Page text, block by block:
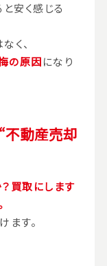
安く感じる
く、
の原因になり
不動産売却
買取にします
ます。